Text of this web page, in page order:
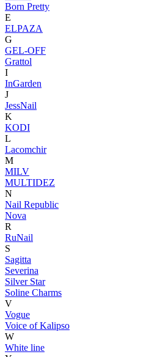
Born Pretty
E
ELPAZA
G
GEL-OFF
Grattol
I
InGarden
J
JessNail
K
KODI
L
Lacomchir
M
MILV
MULTIDEZ
N
Nail Republic
Nova
R
RuNail
S
Sagitta
Severina
Silver Star
Soline Charms
V
Vogue
Voice of Kalipso
W
White line